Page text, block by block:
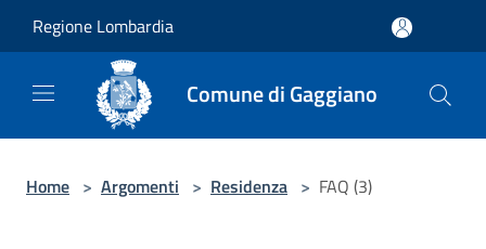
Regione Lombardia
Comune di Gaggiano
Home > Argomenti > Residenza > FAQ (3)